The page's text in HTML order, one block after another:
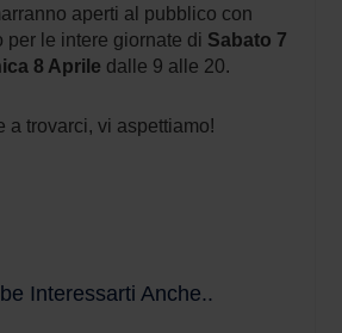
aperti al pubblico con
per le intere giornate di Sabato 7
8 Aprile dalle 9 alle 20.
a trovarci, vi aspettiamo!
Interessarti Anche..